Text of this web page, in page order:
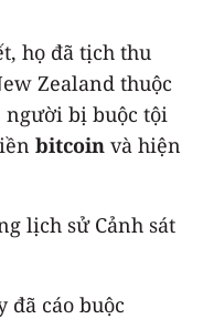
họ đã tịch thu
Zealand thuộc
bị buộc tội
bitcoin và hiện
lịch sử Cảnh sát
đã cáo buộc